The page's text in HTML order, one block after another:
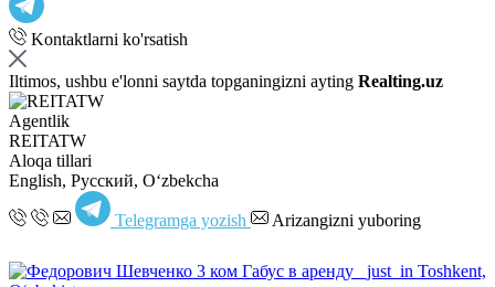
Kontaktlarni ko'rsatish
Iltimos, ushbu e'lonni saytda topganingizni ayting Realting.uz
Agentlik
REITATW
Aloqa tillari
English, Русский, Oʻzbekcha
Telegramga yozish Arizangizni yuboring